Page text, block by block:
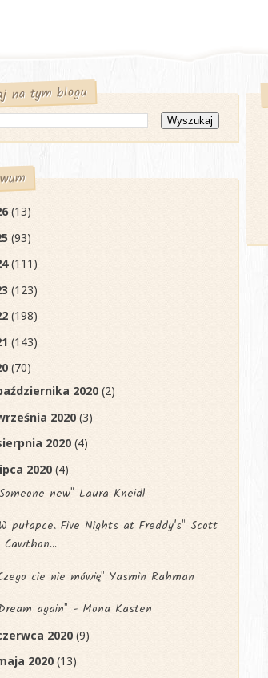
na tym blogu
(13)
(93)
(111)
(123)
(198)
(143)
(70)
2020(2)
2020(3)
2020(4)
2020(4)
new" Laura Kneidl
pułapce. Five Nights at Freddy's" Scott
Cawthon...
cie nie mówię" Yasmin Rahman
again" - Mona Kasten
2020(9)
2020(13)